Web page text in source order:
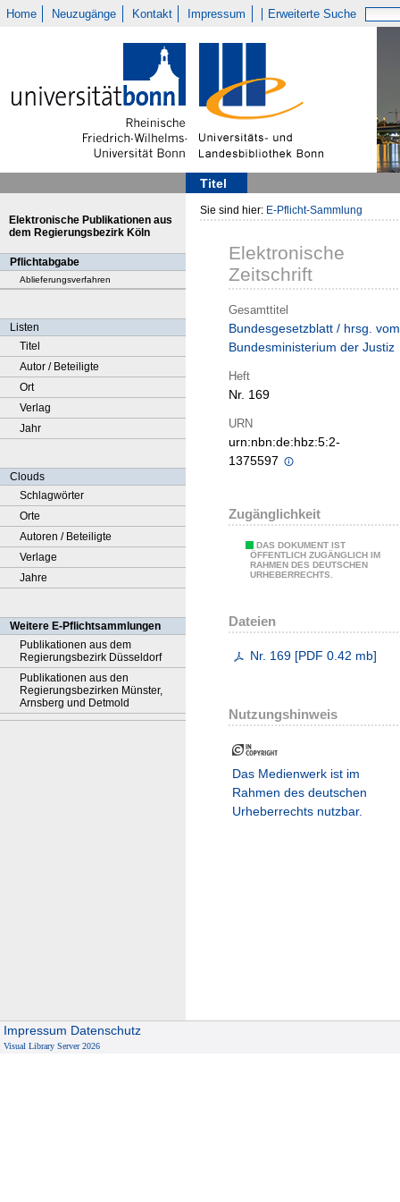
Home Neuzugänge Kontakt Impressum Erweiterte Suche
Titel
Elektronische Publikationen aus
dem Regierungsbezirk Köln
Pflichtabgabe
Ablieferungsverfahren
Listen
Titel
Autor / Beteiligte
Ort
Verlag
Jahr
Clouds
Schlagwörter
Orte
Autoren / Beteiligte
Verlage
Jahre
Weitere E-Pflichtsammlungen
Publikationen aus dem
Regierungsbezirk Düsseldorf
Publikationen aus den
Regierungsbezirken Münster,
Arnsberg und Detmold
Sie sind hier: E-Pflicht-Sammlung
Elektronische
Zeitschrift
Gesamttitel
Bundesgesetzblatt / hrsg. vom
Bundesministerium der Justiz
Heft
Nr. 169
URN
urn:nbn:de:hbz:5:2-
1375597
Zugänglichkeit
DAS DOKUMENT IST
ÖFFENTLICH ZUGÄNGLICH IM
RAHMEN DES DEUTSCHEN
URHEBERRECHTS.
Dateien
Nr. 169 [PDF 0.42 mb]
Nutzungshinweis
Das Medienwerk ist im
Rahmen des deutschen
Urheberrechts nutzbar.
Impressum Datenschutz
Visual Library Server 2026